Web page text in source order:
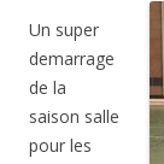
Un super
demarrage
de la
saison salle
pour les